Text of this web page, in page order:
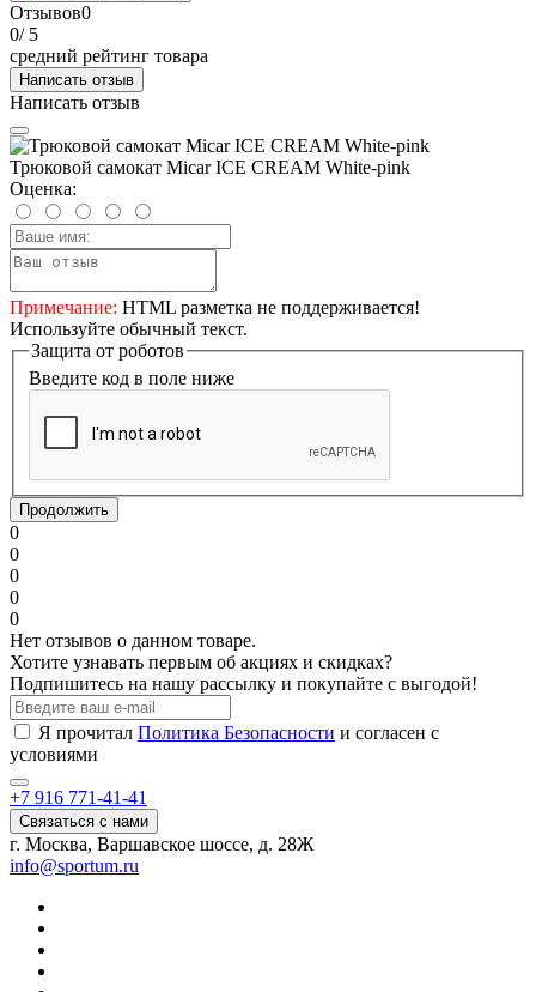
Отзывов0
0/ 5
средний рейтинг товара
Написать отзыв
Написать отзыв
Трюковой самокат Micar ICE CREAM White-pink
Оценка:
Примечание: HTML разметка не поддерживается!
Используйте обычный текст.
Защита от роботов
Введите код в поле ниже
Продолжить
0
0
0
0
0
Нет отзывов о данном товаре.
Хотите узнавать первым об акциях и скидках?
Подпишитесь на нашу рассылку и покупайте с выгодой!
Я прочитал Политика Безопасности и согласен с
условиями
+7 916 771-41-41
Связаться с нами
г. Москва, Варшавское шоссе, д. 28Ж
info@sportum.ru